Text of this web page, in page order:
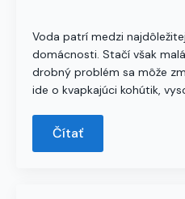
Voda patrí medzi
domácnosti. Stačí však
drobný problém sa môže
ide o kvapkajúci kohútik,
Čítať